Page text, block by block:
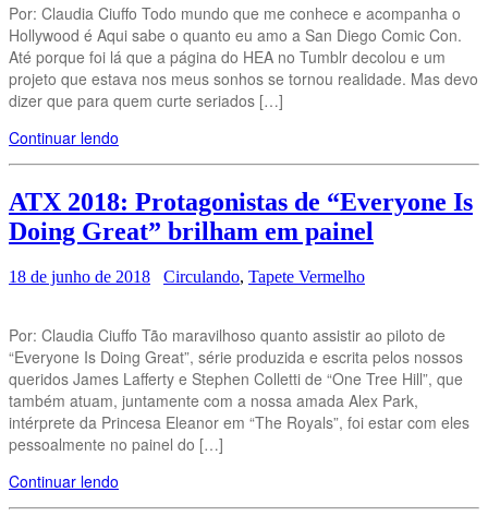
Por: Claudia Ciuffo Todo mundo que me conhece e acompanha o
Hollywood é Aqui sabe o quanto eu amo a San Diego Comic Con.
Até porque foi lá que a página do HEA no Tumblr decolou e um
projeto que estava nos meus sonhos se tornou realidade. Mas devo
dizer que para quem curte seriados […]
Continuar lendo
ATX 2018: Protagonistas de “Everyone Is
Doing Great” brilham em painel
18 de junho de 2018 Circulando, Tapete Vermelho
Por: Claudia Ciuffo Tão maravilhoso quanto assistir ao piloto de
“Everyone Is Doing Great”, série produzida e escrita pelos nossos
queridos James Lafferty e Stephen Colletti de “One Tree Hill”, que
também atuam, juntamente com a nossa amada Alex Park,
intérprete da Princesa Eleanor em “The Royals”, foi estar com eles
pessoalmente no painel do […]
Continuar lendo